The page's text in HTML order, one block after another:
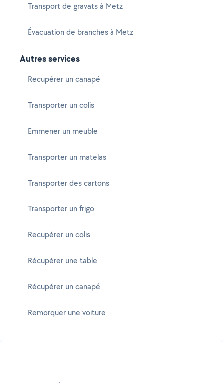
Transport de gravats à Metz
Évacuation de branches à Metz
Autres services
Recupérer un canapé
Transporter un colis
Emmener un meuble
Transporter un matelas
Transporter des cartons
Transporter un frigo
Recupérer un colis
Récupérer une table
Récupérer un canapé
Remorquer une voiture